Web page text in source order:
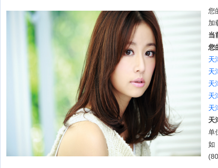
您
加
当
您
天
天
天
天
天
天
单
如